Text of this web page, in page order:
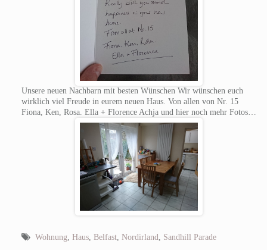
Unsere neuen Nachbarn mit besten Wünschen Wir wünschen euch
wirklich viel Freude in eurem neuen Haus. Von allen von Nr. 15
Fiona, Ken, Rosa. Ella + Florence Achja und hier noch mehr Fotos…
Wohnung Haus, Belfast, Nordirland Sandhill Parade